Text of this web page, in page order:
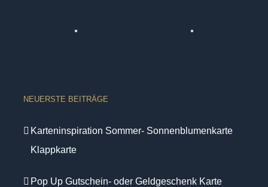
NEUERSTE BEITRÄGE
Karteninspiration Sommer- Sonnenblumenkarte
Klappkarte
Pop Up Gutschein- oder Geldgeschenk Karte